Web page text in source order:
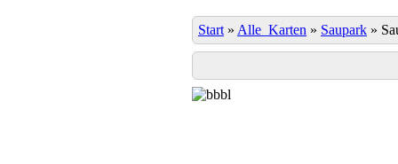
Start » Alle_Karten » Saupark »